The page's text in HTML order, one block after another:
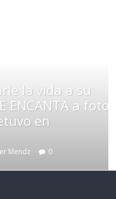
la vida a su
a foto
en
0